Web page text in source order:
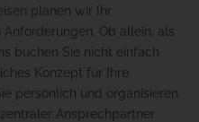
planen wir Ihr
Ob allein, als
buchen Sie nicht einfach
Konzept für Ihre
persönlich und organisieren
Ansprechpartner